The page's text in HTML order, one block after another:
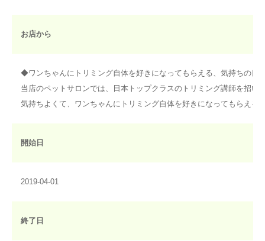
お店から
◆ワンちゃんにトリミング自体を好きになってもらえる、気持ちの良
当店のペットサロンでは、日本トップクラスのトリミング講師を招
気持ちよくて、ワンちゃんにトリミング自体を好きになってもらえ
開始日
2019-04-01
終了日